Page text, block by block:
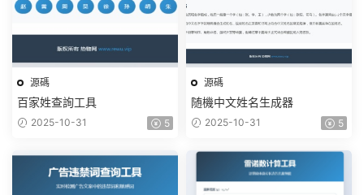
源碼
百家姓查詢工具
2025-10-31 5
源碼
随機中文姓名生成器
2025-10-31 5